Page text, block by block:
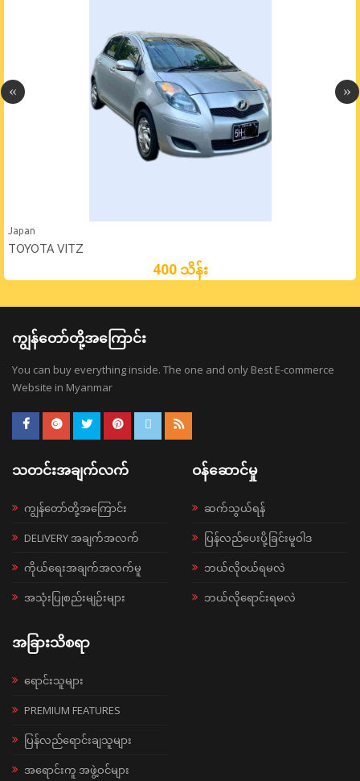
Japan
TOYOTA VITZ
400 သိန်း
ကျွန်တော်တို့အကြောင်း
You can buy everything inside. The one and only Best E-commerce
Website in Myanmar
သတင်းအချက်လက်
ကျွန်တော်တို့အကြောင်း
DELIVERY အချက်အလက်
ကိုယ်ရေးအချက်အလက်မူ
အသုံးပြုစည်းမျဉ်းများ
ဝန်ဆောင်မှု
ဆက်သွယ်ရန်
ပြန်လည်ပေးပို့ခြင်းမူဝါဒ
ဘယ်လို၀ယ်ရမလဲ
ဘယ်လိုရောင်းရမလဲ
အခြားသိစရာ
ရောင်းသူများ
PREMIUM FEATURES
ပြန်လည်ရောင်းချသူများ
အရောင်းကူ အဖွဲ့ဝင်များ